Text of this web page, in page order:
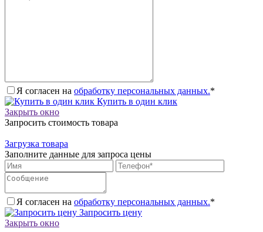
Я согласен на обработку персональных данных.*
Купить в один клик
Закрыть окно
Запросить стоимость товара
Загрузка товара
Заполните данные для запроса цены
Я согласен на обработку персональных данных.*
Запросить цену
Закрыть окно